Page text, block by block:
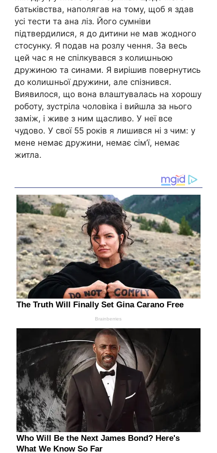
батьківства, наполягав на тому, щоб я здав
усі тести та ана ліз. Його сумніви
підтвердилися, я до дитини не мав жодного
стосунку. Я подав на розлу чення. За весь
цей час я не спілкувався з колиաньою
дружиною та синами. Я вирішив повернутись
до колиաньої дружини, але спізнився.
Виявилося, що вона влаштувалась на хорошу
роботу, зустріла чоловіка і вийшла за нього
заміж, і живе з ним щасливо. У неї все
чудово. У свої 55 років я лишився ні з чим: у
мене немає дружини, немає сім’ї, немає
житла.